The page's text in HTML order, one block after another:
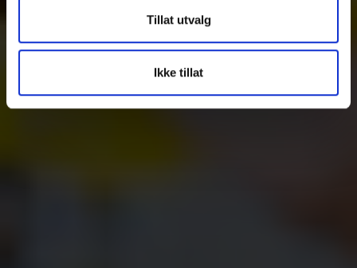
Tillat utvalg
Ikke tillat